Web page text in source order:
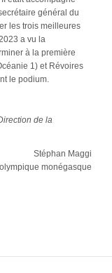
général du
les trois meilleures
a vu la
à la première
1) et Révoires
le podium.
de la
Stéphan Maggi
monégasque